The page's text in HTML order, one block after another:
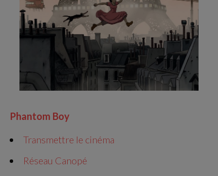
Phantom Boy
Transmettre le cinéma
Réseau Canopé